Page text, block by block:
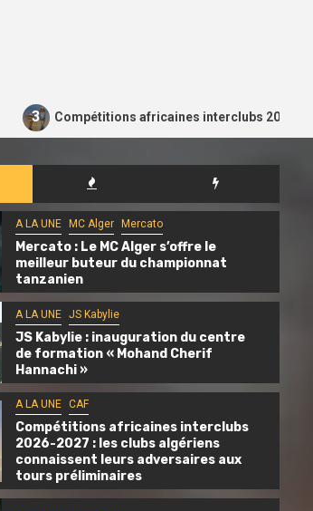
Compétitions africaines interclubs 2026-2027 : les
A LA UNE MC Alger Mercato
Mercato : Le MC Alger s’offre le
meilleur buteur du championnat
tanzanien
A LA UNE JS Kabylie
JS Kabylie : inauguration du centre
de formation « Mohand Cherif
Hannachi »
A LA UNE CAF
Compétitions africaines interclubs
2026-2027 : les clubs algériens
connaissent leurs adversaires aux
tours préliminaires